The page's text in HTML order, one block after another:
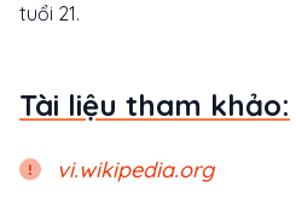
tuổi 21.
Tài liệu tham khảo:
vi.wikipedia.org